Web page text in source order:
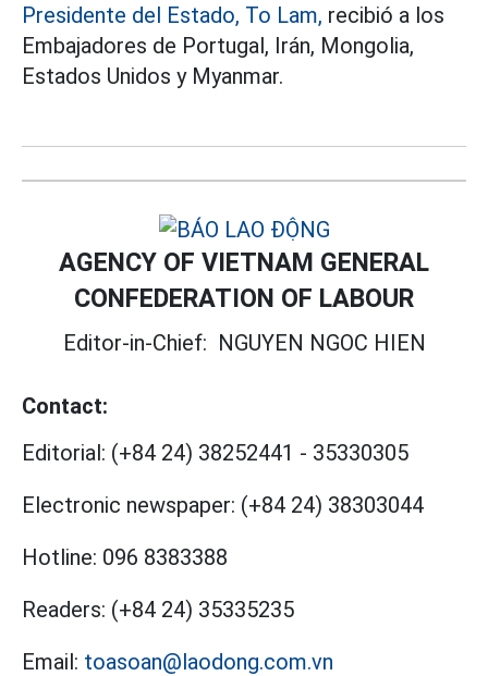
Presidente del Estado, To Lam, recibió a los
Embajadores de Portugal, Irán, Mongolia,
Estados Unidos y Myanmar.
AGENCY OF VIETNAM GENERAL
CONFEDERATION OF LABOUR
Editor-in-Chief: NGUYEN NGOC HIEN
Contact:
Editorial: (+84 24) 38252441 - 35330305
Electronic newspaper: (+84 24) 38303044
Hotline: 096 8383388
Readers: (+84 24) 35335235
Email: toasoan@laodong.com.vn